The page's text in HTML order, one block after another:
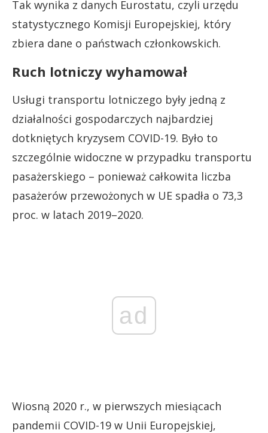
Tak wynika z danych Eurostatu, czyli urzędu
statystycznego Komisji Europejskiej, który
zbiera dane o państwach członkowskich.
Ruch lotniczy wyhamował
Usługi transportu lotniczego były jedną z
działalności gospodarczych najbardziej
dotkniętych kryzysem COVID-19. Było to
szczególnie widoczne w przypadku transportu
pasażerskiego – ponieważ całkowita liczba
pasażerów przewożonych w UE spadła o 73,3
proc. w latach 2019–2020.
ad
Wiosną 2020 r., w pierwszych miesiącach
pandemii COVID-19 w Unii Europejskiej,